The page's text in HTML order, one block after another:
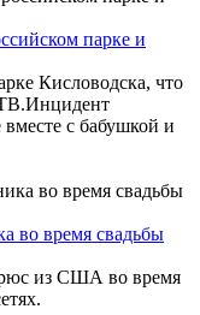
парке и
Кисловодска, что
вместе с бабушкой и
во время свадьбы
из США во время